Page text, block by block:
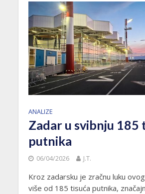
ANALIZE
Zadar u svibnju 185
putnika
06/04/2026 J.T.
Kroz zadarsku je zračnu luku
više od 185 tisuća putnika,